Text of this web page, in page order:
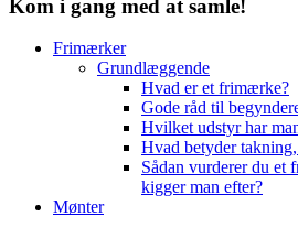
Kom i gang med at samle!
Frimærker
Grundlæggende
Hvad er et frimærke?
Gode råd til
Hvilket udstyr har
Hvad betyder
Sådan vurderer du
kigger man efter?
Mønter